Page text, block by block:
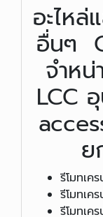
อะไหล่
อื่นๆ
จำหน่
LCC
ย
รีโมทเค
รีโมทเค
รีโมทเค